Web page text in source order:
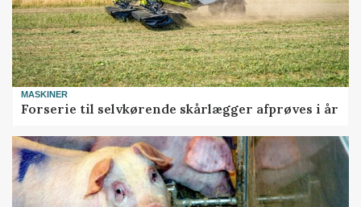
MASKINER
Forserie til selvkørende skårlægger afprøves i år